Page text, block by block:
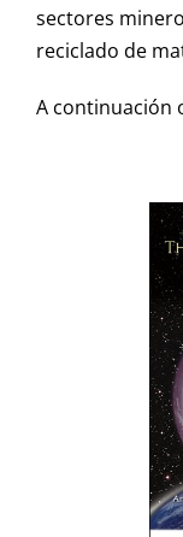
sectores
reciclado de
A continuación